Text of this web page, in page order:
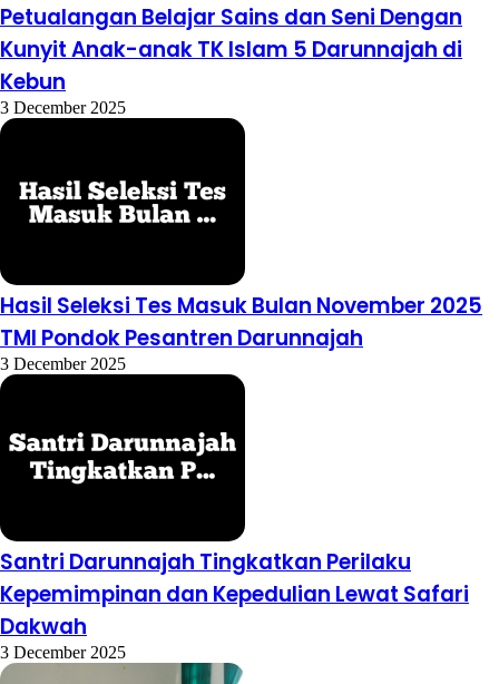
Petualangan Belajar Sains dan Seni Dengan
Kunyit Anak-anak TK Islam 5 Darunnajah di
Kebun
3 December 2025
Hasil Seleksi Tes Masuk Bulan November 2025
TMI Pondok Pesantren Darunnajah
3 December 2025
Santri Darunnajah Tingkatkan Perilaku
Kepemimpinan dan Kepedulian Lewat Safari
Dakwah
3 December 2025